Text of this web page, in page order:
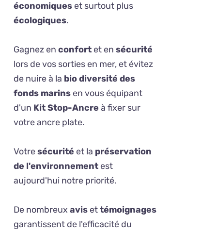
économiques et surtout plus
écologiques.
Gagnez enconfort et ensécurité
lors de vos sorties en mer, et évitez
de nuire à la bio diversité des
fonds marins en vous équipant
d'un Kit Stop-Ancre à fixer sur
votre ancre plate.
Votresécurité et la préservation
de l'environnement est
aujourd'hui notre priorité.
De nombreuxavis ettémoignages
garantissent de l'efficacité du